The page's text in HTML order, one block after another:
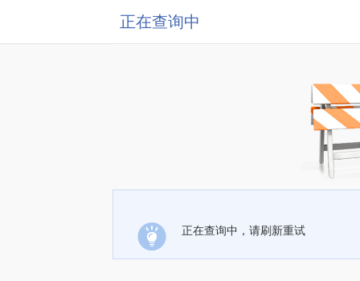
正在查询中
正在查询中，请刷新重试